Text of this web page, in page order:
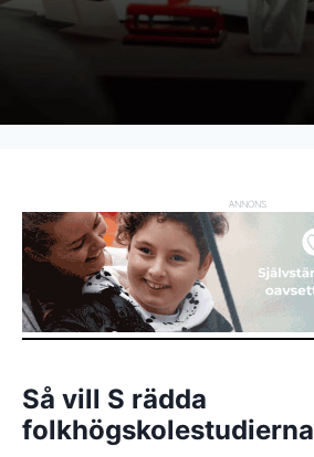
ANNONS
Så vill S rädda
folkhögskolestudierna